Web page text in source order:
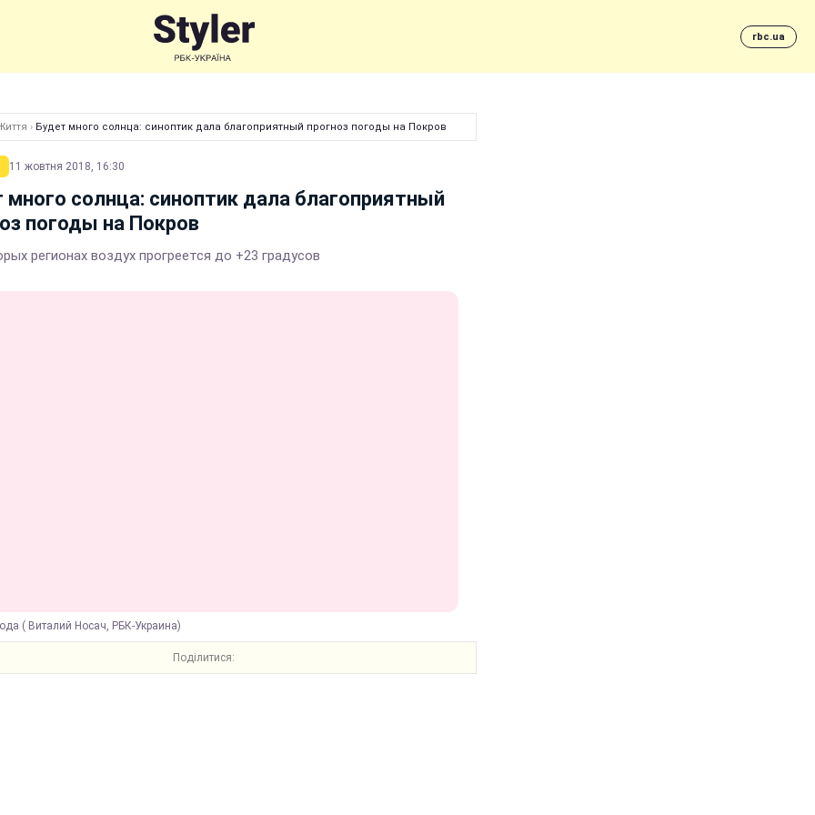
rbc.ua
› Будет много солнца: синоптик дала благоприятный прогноз погоды на Покров
11 жовтня 2018, 16:30
много солнца: синоптик дала благоприятный
погоды на Покров
регионах воздух прогреется до +23 градусов
( Виталий Носач, РБК-Украина)
Поділитися: